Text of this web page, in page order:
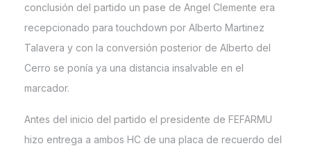
conclusión del partido un pase de Angel Clemente era
recepcionado para touchdown por Alberto Martinez
Talavera y con la conversión posterior de Alberto del
Cerro se ponía ya una distancia insalvable en el
marcador.
Antes del inicio del partido el presidente de FEFARMU
hizo entrega a ambos HC de una placa de recuerdo del